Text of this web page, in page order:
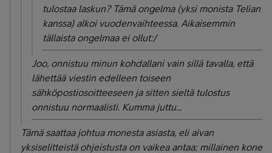
tulostaa laskun? Tämä ongelma (yksi monista Telian
kanssa) alkoi vuodenvaihteessa. Aikaisemmin
tällaista ongelmaa ei ollut:/
Joo, onnistuu minun kohdallani vain sillä tavalla, että
lähettää viestin edelleen toiseen
sähköpostiosoitteeseen ja sitten sieltä tulostus
onnistuu normaalisti. Kumma juttu...
Tämä saattaa johtua monesta asiasta, eli aivan
yksiselitteistä ohjeistusta on vaikea antaa; millainen kone